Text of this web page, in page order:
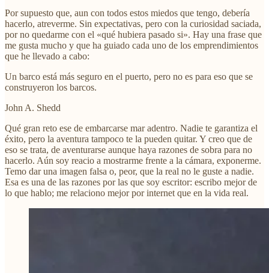
Por supuesto que, aun con todos estos miedos que tengo, debería
hacerlo, atreverme. Sin expectativas, pero con la curiosidad saciada,
por no quedarme con el «qué hubiera pasado si». Hay una frase que
me gusta mucho y que ha guiado cada uno de los emprendimientos
que he llevado a cabo:
Un barco está más seguro en el puerto, pero no es para eso que se
construyeron los barcos.
John A. Shedd
Qué gran reto ese de embarcarse mar adentro. Nadie te garantiza el
éxito, pero la aventura tampoco te la pueden quitar. Y creo que de
eso se trata, de aventurarse aunque haya razones de sobra para no
hacerlo. Aún soy reacio a mostrarme frente a la cámara, exponerme.
Temo dar una imagen falsa o, peor, que la real no le guste a nadie.
Esa es una de las razones por las que soy escritor: escribo mejor de
lo que hablo; me relaciono mejor por internet que en la vida real.